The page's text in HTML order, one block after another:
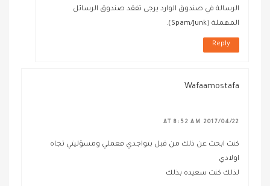
الرسالة في صندوق الوارد يرجى تفقد صندوق الرسائل
المهملة (Spam/Junk).
Reply
Wafaamostafa
2017/04/22 AT 8:52 AM
كنت ابحث عن ذلك من قبل بتواجدي فعملي ومسؤليتي تجاه
اولادي
لذلك كنت سعيده بذلك